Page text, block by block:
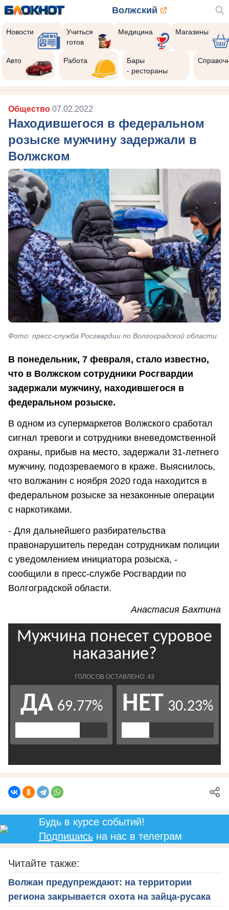
Волжский
Новости
Учиться
готов
Медицина Магазины
Авто Работа
Бары
- рестораны
Общество 07.02.2022
Находившегося в федеральном
розыске мужчину задержали в
Волжском
Фото: пресс-служба Росгвардии по Волгоградской области
В понедельник, 7 февраля, стало известно,
что в Волжском сотрудники Росгвардии
задержали мужчину, находившегося в
федеральном розыске.
В одном из супермаркетов Волжского сработал
сигнал тревоги и сотрудники вневедомственной
охраны, прибыв на место, задержали 31-летнего
мужчину, подозреваемого в краже. Выяснилось,
что волжанин с ноября 2020 года находится в
федеральном розыске за незаконные операции
с наркотиками.
- Для дальнейшего разбирательства
правонарушитель передан сотрудникам полиции
с уведомлением инициатора розыска, -
сообщили в пресс-службе Росгвардии по
Волгоградской области.
Анастасия Бахтина
Будь в курсе событий!
Подпишисьна нас в телеграм
Читайте также:
Волжан предупреждают: на территории
региона закрывается охота на зайца-русака